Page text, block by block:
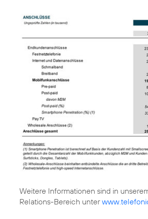
Weitere Informationen sind in
Relations-Bereich unter